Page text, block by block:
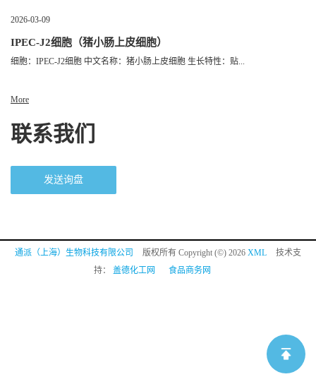
2026-03-09
IPEC-J2细胞（猪小肠上皮细胞）
细胞：IPEC-J2细胞 中文名称：猪小肠上皮细胞 生长特性：贴...
More
联系我们
发送询盘
通派（上海）生物科技有限公司 版权所有 Copyright (©) 2026 XML
技术支
持： 盖德化工网 食品商务网